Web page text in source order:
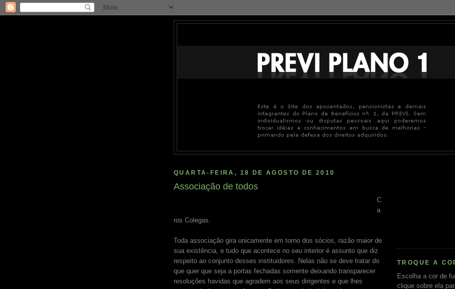
QUARTA-FEIRA, 18 DE AGOSTO DE 2010
Associação de todos
C
a
ros Colegas.
Toda associação gira unicamente em torno dos sócios, razão maior de
sua existência, e tudo que acontece no seu interior é assunto que diz
respeito ao conjunto desses instituidores. Nelas não se deve tratar do
que quer que seja a portas fechadas somente deixando transparecer
resoluções havidas que agradem aos seus dirigentes e que lhes
TROQUE A
Escolha a cor de
clique sobre ela